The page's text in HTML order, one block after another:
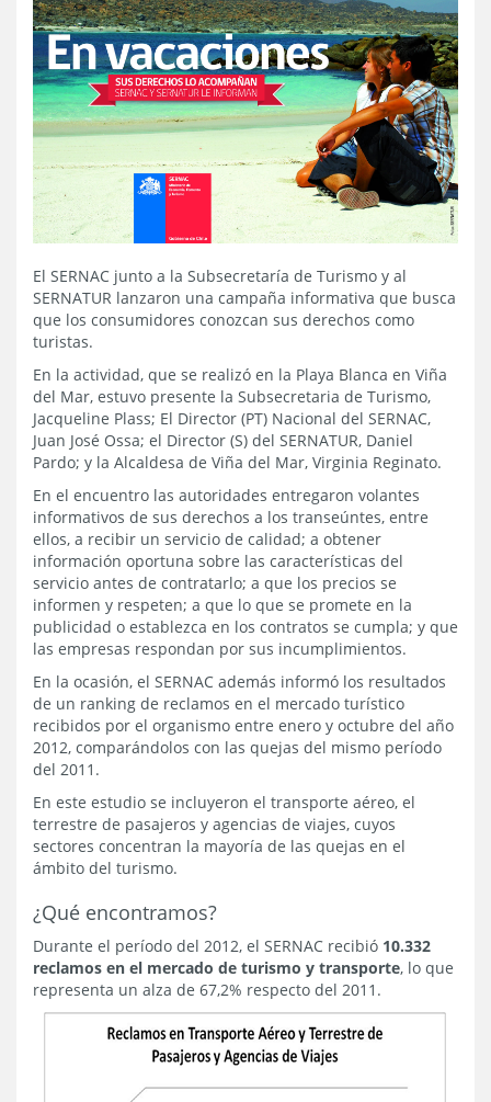
El SERNAC junto a la Subsecretaría de Turismo y al
SERNATUR lanzaron una campaña informativa que busca
que los consumidores conozcan sus derechos como
turistas.
En la actividad, que se realizó en la Playa Blanca en Viña
del Mar, estuvo presente la Subsecretaria de Turismo,
Jacqueline Plass; El Director (PT) Nacional del SERNAC,
Juan José Ossa; el Director (S) del SERNATUR, Daniel
Pardo; y la Alcaldesa de Viña del Mar, Virginia Reginato.
En el encuentro las autoridades entregaron volantes
informativos de sus derechos a los transeúntes, entre
ellos, a recibir un servicio de calidad; a obtener
información oportuna sobre las características del
servicio antes de contratarlo; a que los precios se
informen y respeten; a que lo que se promete en la
publicidad o establezca en los contratos se cumpla; y que
las empresas respondan por sus incumplimientos.
En la ocasión, el SERNAC además informó los resultados
de un ranking de reclamos en el mercado turístico
recibidos por el organismo entre enero y octubre del año
2012, comparándolos con las quejas del mismo período
del 2011.
En este estudio se incluyeron el transporte aéreo, el
terrestre de pasajeros y agencias de viajes, cuyos
sectores concentran la mayoría de las quejas en el
ámbito del turismo.
¿Qué encontramos?
Durante el período del 2012, el SERNAC recibió 10.332
reclamos en el mercado de turismo y transporte, lo que
representa un alza de 67,2% respecto del 2011.